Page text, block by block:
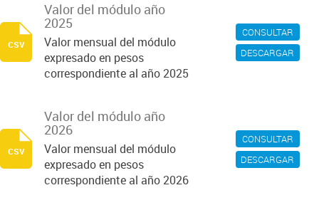
CONSULTAR
DESCARGAR
Valor del módulo año
2025
Valor mensual del módulo
expresado en pesos
correspondiente al año 2025
csv
CONSULTAR
DESCARGAR
Valor del módulo año
2026
Valor mensual del módulo
expresado en pesos
correspondiente al año 2026
csv